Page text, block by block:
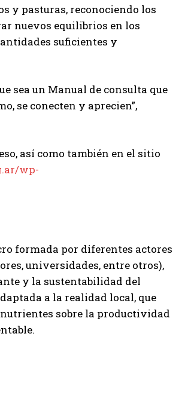
y pasturas, reconociendo los
nuevos equilibrios en los
suficientes y
sea un Manual de consulta que
se conecten y aprecien”,
así como también en el sitio
wp-
formada por diferentes actores
universidades, entre otros),
y la sustentabilidad del
a la realidad local, que
sobre la productividad